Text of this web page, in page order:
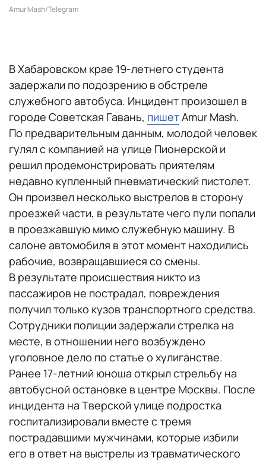
Amur Mash/Telegram
В Хабаровском крае 19-летнего студента
задержали по подозрению в обстреле
служебного автобуса. Инцидент произошел в
городе Советская Гавань, пишетAmur Mash.
По предварительным данным, молодой человек
гулял с компанией на улице Пионерской и
решил продемонстрировать приятелям
недавно купленный пневматический пистолет.
Он произвел несколько выстрелов в сторону
проезжей части, в результате чего пули попали
в проезжавшую мимо служебную машину. В
салоне автомобиля в этот момент находились
рабочие, возвращавшиеся со смены.
В результате происшествия никто из
пассажиров не пострадал, повреждения
получил только кузов транспортного средства.
Сотрудники полиции задержали стрелка на
месте, в отношении него возбуждено
уголовное дело по статье о хулиганстве.
Ранее 17-летний юноша открыл стрельбу на
автобусной остановке в центре Москвы. После
инцидента на Тверской улице подростка
госпитализировали вместе с тремя
пострадавшими мужчинами, которые избили
его в ответ на выстрелы из травматического